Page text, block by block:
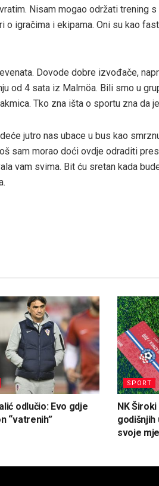
Nisam mogao održati trening
o igračima i ekipama. Oni su kao
Dovode dobre izvođače,
od 4 sata iz Malmöa. Bili smo u
Tko zna išta o sportu zna da
jutro nas ubace u bus kao
sam morao doći ovdje odraditi
vam svima. Bit ću sretan kada
odlučio: Evo gdje
“vatrenih”
SPORT
NK
godišnjih
svoje